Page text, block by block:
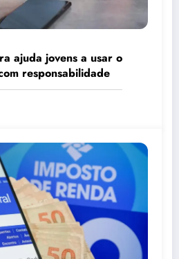
ajuda jovens a usar o
responsabilidade